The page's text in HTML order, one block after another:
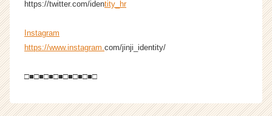
https://twitter.com/identity_hr
Instagram
https://www.instagram. com/jinji_identity/
□■□■□■□■□■□■□■□